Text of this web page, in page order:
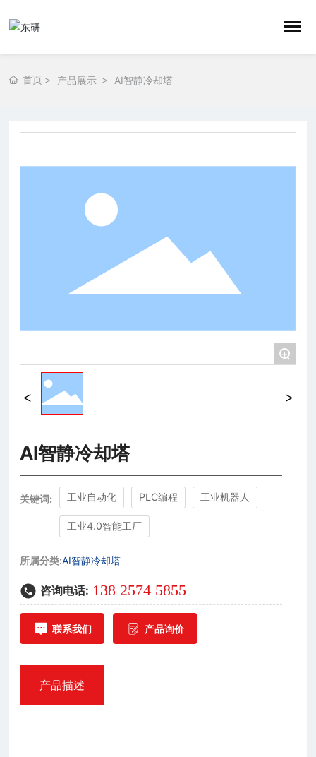
首页 产品展示 AI智静冷却塔
+
AI智静冷却塔
关键词: 工业自动化 PLC编程 工业机器人
工业4.0智能工厂
所属分类:AI智静冷却塔
咨询电话: 138 2574 5855
联系我们 产品询价
产品描述